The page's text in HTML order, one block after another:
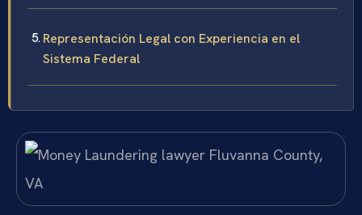
Representación Legal con Experiencia en el
Sistema Federal